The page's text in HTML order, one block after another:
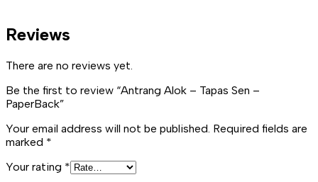
Reviews
There are no reviews yet.
Be the first to review “Antrang Alok – Tapas Sen –
PaperBack”
Your email address will not be published. Required fields are
marked *
Your rating *